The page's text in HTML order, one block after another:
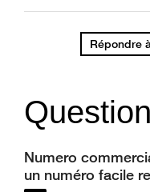
Répondre
Numero
un numéro facile